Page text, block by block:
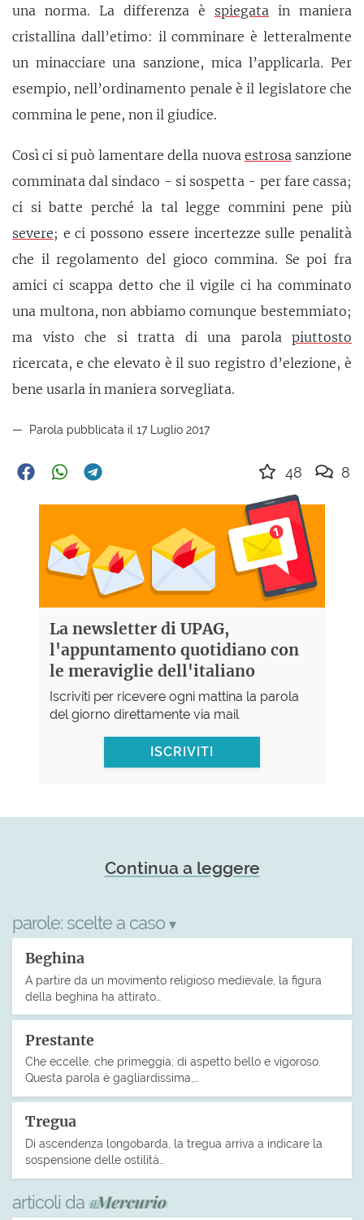
una norma. La differenza è spiegata in maniera
cristallina dall’etimo: il comminare è letteralmente
un minacciare una sanzione, mica l’applicarla. Per
esempio, nell’ordinamento penale è il legislatore che
commina le pene, non il giudice.
Così ci si può lamentare della nuova estrosa sanzione
comminata dal sindaco - si sospetta - per fare cassa;
ci si batte perché la tal legge commini pene più
severe; e ci possono essere incertezze sulle penalità
che il regolamento del gioco commina. Se poi fra
amici ci scappa detto che il vigile ci ha comminato
una multona, non abbiamo comunque bestemmiato;
ma visto che si tratta di una parola piuttosto
ricercata, e che elevato è il suo registro d’elezione, è
bene usarla in maniera sorvegliata.
Parola pubblicata il 17 Luglio 2017
48 8
La newsletter di UPAG,
l'appuntamento quotidiano con
le meraviglie dell'italiano
Iscriviti per ricevere ogni mattina la parola
del giorno direttamente via mail
ISCRIVITI
Continua a leggere
parole: scelte a caso ▾
Beghina
A partire da un movimento religioso medievale, la figura
della beghina ha attirato…
Prestante
Che eccelle, che primeggia; di aspetto bello e vigoroso.
Questa parola è gagliardissima,…
Tregua
Di ascendenza longobarda, la tregua arriva a indicare la
sospensione delle ostilità…
articoli da